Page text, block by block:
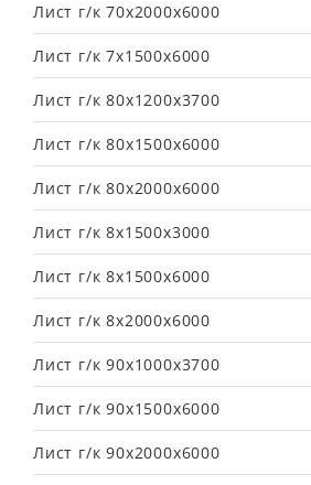
Лист г/к 70х2000х6000
Лист г/к 7х1500х6000
Лист г/к 80х1200х3700
Лист г/к 80х1500х6000
Лист г/к 80х2000х6000
Лист г/к 8х1500х3000
Лист г/к 8х1500х6000
Лист г/к 8х2000х6000
Лист г/к 90х1000х3700
Лист г/к 90х1500х6000
Лист г/к 90х2000х6000